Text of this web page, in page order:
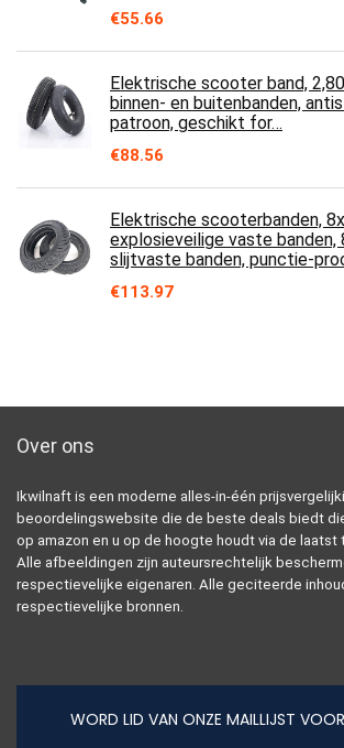
€55.66
Elektrische scooter band,
binnen- en buitenbanden,
patroon, geschikt for…
€88.56
Elektrische scooterbanden,
explosieveilige vaste banden,
slijtvaste banden, punctie-
€113.97
Over ons
Ikwilnaft is een moderne alles-in-één
beoordelingswebsite die de beste deals biedt
op amazon en u op de hoogte houdt via de laatst
Alle afbeeldingen zijn auteursrechtelijk
respectievelijke eigenaren. Alle geciteerde
respectievelijke bronnen.
WORD LID VAN ONZE MAILLIJST